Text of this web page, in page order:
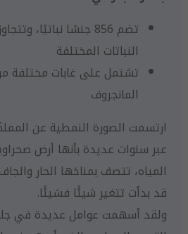
النباتات المختلفة
تشتمل على غابات مختلفة
المانجروف
ارتسمت الصورة النمطية عن
عبر سنوات عديدة بأنها أرض
المياه، تتصف بمناخها الحار
قد بدأت تتغير شيئًا فشيئًا.
ولقد أسهمت عوامل عديدة في